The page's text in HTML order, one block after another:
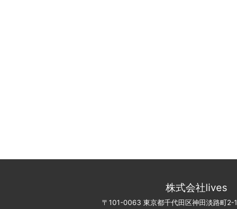
株式会社lives
〒101-0063 東京都千代田区神田淡路町2-1